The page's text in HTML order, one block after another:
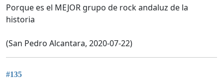
Porque es el MEJOR grupo de rock andaluz de la
historia
(San Pedro Alcantara, 2020-07-22)
#135